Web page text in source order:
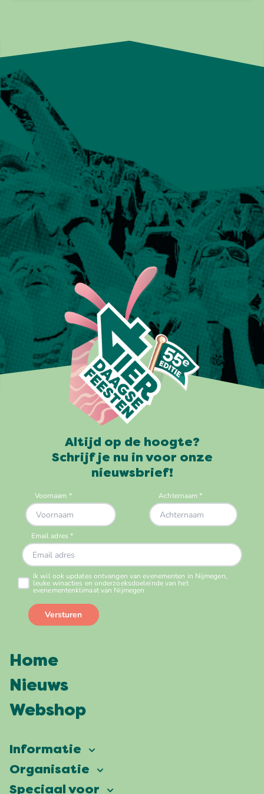
Altijd op de hoogte?
Schrijf je nu in voor onze
nieuwsbrief!
Home
Nieuws
Webshop
Informatie
Vierdaagsefeesten
Veelgestelde vragen
Organisatie
Onze ambitie
Speciaal voor